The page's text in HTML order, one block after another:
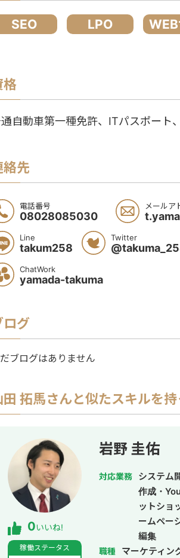
SEO LPO
格
自動車第一種免許、ITパスポート
絡先
電話番号
08028085030
メールア
Line
takum258
Twitter
ChatWork
yamada-takuma
ログ
ブログはありません
田 拓馬さんと似たスキルを
0いいね!
稼働ステータス
岩野 圭佑
対応業務
システム
作成・
ットショ
ームペー
編集
職種 マーケティン